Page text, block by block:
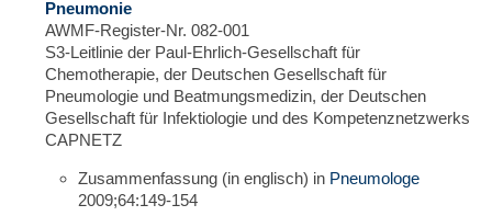
Pneumonie
AWMF-Register-Nr. 082-001
S3-Leitlinie der Paul-Ehrlich-Gesellschaft für
Chemotherapie, der Deutschen Gesellschaft für
Pneumologie und Beatmungsmedizin, der Deutschen
Gesellschaft für Infektiologie und des Kompetenznetzwerks
CAPNETZ
Zusammenfassung (in englisch) in Pneumologe
2009;64:149-154